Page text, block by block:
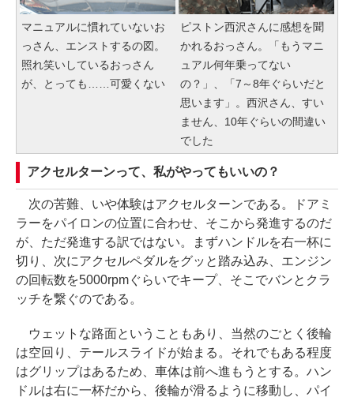
マニュアルに慣れていないお
っさん、エンストするの図。
照れ笑いしているおっさん
が、とっても……可愛くない
ピストン西沢さんに感想を聞
かれるおっさん。「もうマニ
ュアル何年乗ってない
の？」、「7～8年ぐらいだと
思います」。西沢さん、すい
ません、10年ぐらいの間違い
でした
アクセルターンって、私がやってもいいの？
次の苦難、いや体験はアクセルターンである。ドアミ
ラーをパイロンの位置に合わせ、そこから発進するのだ
が、ただ発進する訳ではない。まずハンドルを右一杯に
切り、次にアクセルペダルをグッと踏み込み、エンジン
の回転数を5000rpmぐらいでキープ、そこでバンとクラ
ッチを繋ぐのである。
ウェットな路面ということもあり、当然のごとく後輪
は空回り、テールスライドが始まる。それでもある程度
はグリップはあるため、車体は前へ進もうとする。ハン
ドルは右に一杯だから、後輪が滑るように移動し、パイ